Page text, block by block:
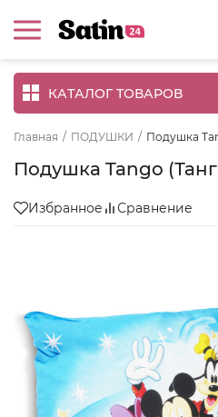
КАТАЛОГ ТОВАРОВ
Главная / ПОДУШКИ / Подушка
Подушка Tango
Избранное Сравнение